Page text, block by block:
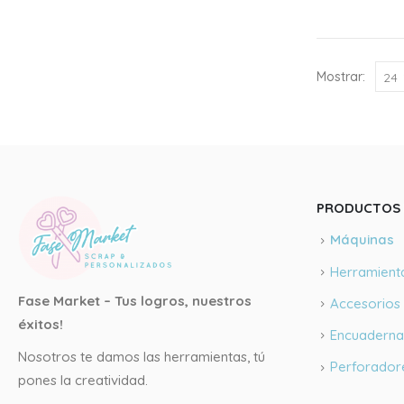
Mostrar:
Fase Market – Tus logros, nuestros
éxitos!
Nosotros te damos las herramientas, tú
pones la creatividad.
PRODUCTOS
Máquinas
Accesorios